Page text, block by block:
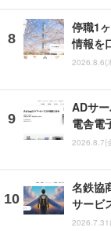
停職1
情報を
2026.8.6(
ADサ
電舎電
2026.8.7(
名鉄協
サービ